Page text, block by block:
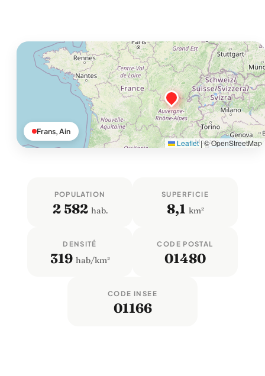
Leaflet |© OpenStreetMap
Frans, Ain
POPULATION
2 582 hab.
SUPERFICIE
8,1 km²
DENSITÉ
319 hab/km²
CODE POSTAL
01480
CODE INSEE
01166